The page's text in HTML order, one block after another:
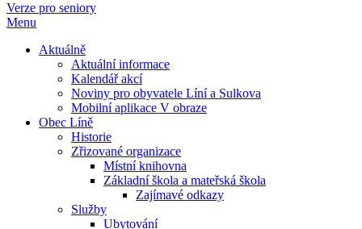
Verze pro seniory
Menu
Aktuálně
Aktuální informace
Kalendář akcí
Noviny pro obyvatele Líní a Sulkova
Mobilní aplikace V obraze
Obec Líně
Historie
Zřizované organizace
Místní knihovna
Základní škola a mateřská škola
Zajímavé odkazy
Služby
Ubytování